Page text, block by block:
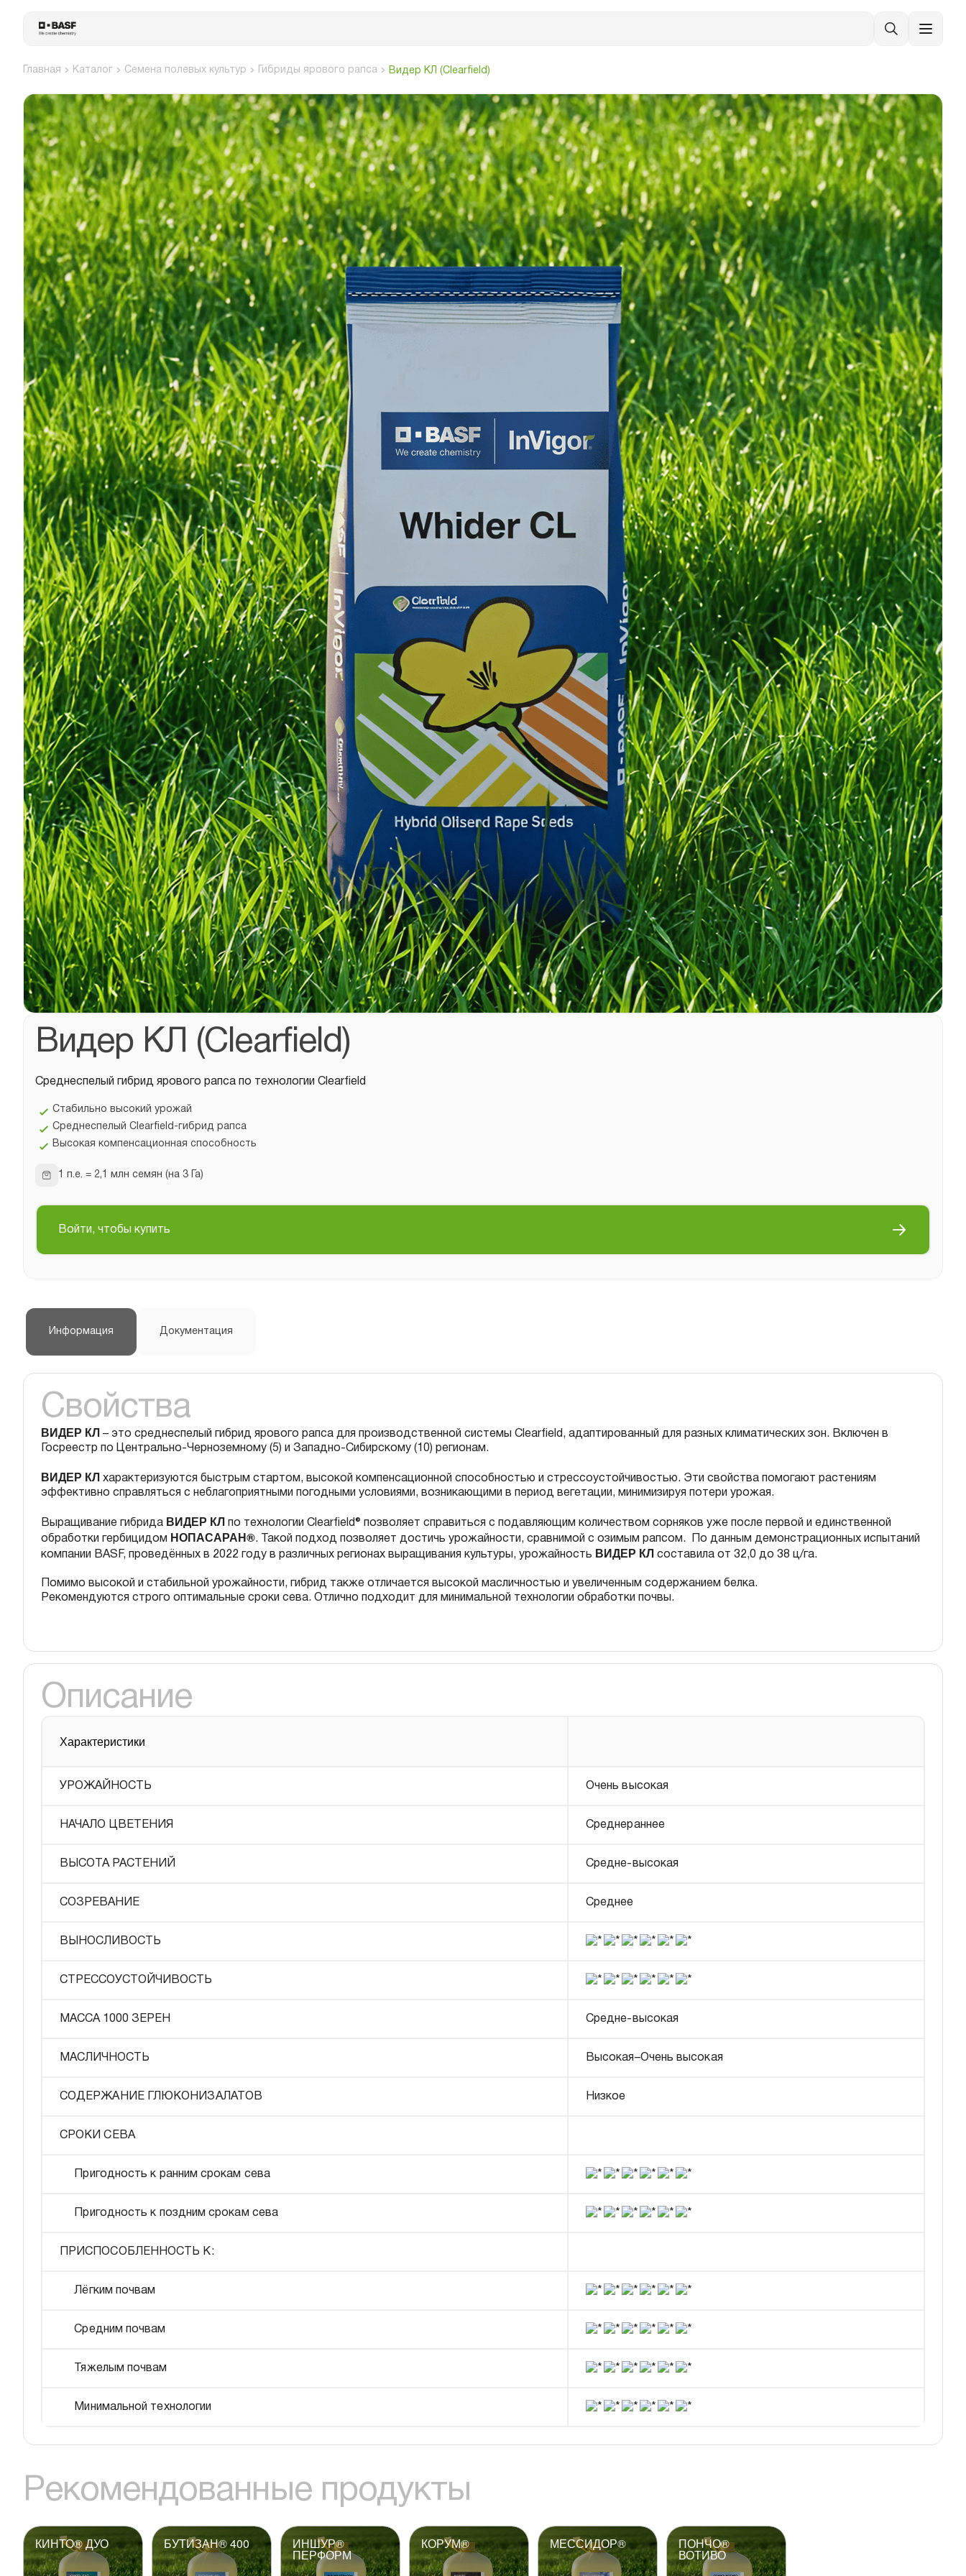
Главная Каталог Семена полевых культур Гибриды ярового рапса Видер КЛ (Clearfield)
Видер КЛ (Clearfield)
Среднеспелый гибрид ярового рапса по технологии Clearfield
Стабильно высокий урожай
Среднеспелый Clearfield-гибрид рапса
Высокая компенсационная способность
1 п.е. = 2,1 млн семян (на 3 Га)
Войти, чтобы купить
Информация Документация
Свойства
ВИДЕР КЛ – это среднеспелый гибрид ярового рапса для производственной системы Clearfield, адаптированный для разных климатических зон. Включен в
Госреестр по Центрально-Черноземному (5) и Западно-Сибирскому (10) регионам.
ВИДЕР КЛ характеризуются быстрым стартом, высокой компенсационной способностью и стрессоустойчивостью. Эти свойства помогают растениям
эффективно справляться с неблагоприятными погодными условиями, возникающими в период вегетации, минимизируя потери урожая.
Выращивание гибрида ВИДЕР КЛ по технологии Clearfield® позволяет справиться с подавляющим количеством сорняков уже после первой и единственной
обработки гербицидом НОПАСАРАН®. Такой подход позволяет достичь урожайности, сравнимой с озимым рапсом. По данным демонстрационных испытаний
компании BASF, проведённых в 2022 году в различных регионах выращивания культуры, урожайность ВИДЕР КЛ составила от 32,0 до 38 ц/га.
Помимо высокой и стабильной урожайности, гибрид также отличается высокой масличностью и увеличенным содержанием белка.
Рекомендуются строго оптимальные сроки сева. Отлично подходит для минимальной технологии обработки почвы.
Описание
Характеристики
УРОЖАЙНОСТЬ Очень высокая
НАЧАЛО ЦВЕТЕНИЯ Среднераннее
ВЫСОТА РАСТЕНИЙ Средне-высокая
СОЗРЕВАНИЕ Среднее
ВЫНОСЛИВОСТЬ
СТРЕССОУСТОЙЧИВОСТЬ
МАССА 1000 ЗЕРЕН Средне-высокая
МАСЛИЧНОСТЬ Высокая–Очень высокая
СОДЕРЖАНИЕ ГЛЮКОНИЗАЛАТОВ Низкое
СРОКИ СЕВА
Пригодность к ранним срокам сева
Пригодность к поздним срокам сева
ПРИСПОСОБЛЕННОСТЬ К:
Лёгким почвам
Средним почвам
Тяжелым почвам
Минимальной технологии
Рекомендованные продукты
КИНТО® ДУО БУТИЗАН® 400 ИНШУР®
ПЕРФОРМ
КОРУМ® МЕССИДОР® ПОНЧО®
ВОТИВО